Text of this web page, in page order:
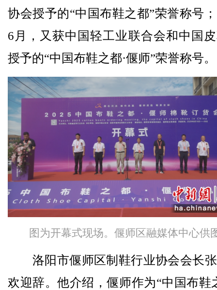
协会授予的“中国布鞋之都”荣誉称号
6月，又获中国轻工业联合会和中国
授予的“中国布鞋之都·偃师”荣誉称号。
图为开幕式现场。偃师区融媒体中心供
洛阳市偃师区制鞋行业协会会长
欢迎辞。他介绍，偃师作为“中国布鞋